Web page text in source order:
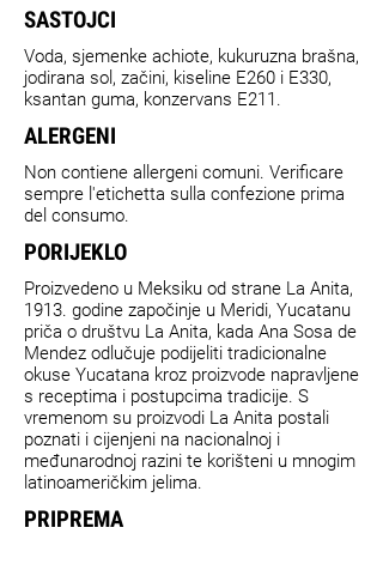
SASTOJCI
Voda, sjemenke achiote, kukuruzna brašna,
jodirana sol, začini, kiseline E260 i E330,
ksantan guma, konzervans E211.
ALERGENI
Non contiene allergeni comuni. Verificare
sempre l'etichetta sulla confezione prima
del consumo.
PORIJEKLO
Proizvedeno u Meksiku od strane La Anita,
1913. godine započinje u Meridi, Yucatanu
priča o društvu La Anita, kada Ana Sosa de
Mendez odlučuje podijeliti tradicionalne
okuse Yucatana kroz proizvode napravljene
s receptima i postupcima tradicije. S
vremenom su proizvodi La Anita postali
poznati i cijenjeni na nacionalnoj i
međunarodnoj razini te korišteni u mnogim
latinoameričkim jelima.
PRIPREMA